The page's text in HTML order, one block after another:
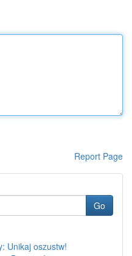
Report Page
Go
Unikaj oszustw!